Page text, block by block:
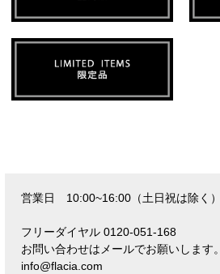
営業日 10:00~16:00（土日祝は除く）
フリーダイヤル 0120-051-168
お問い合わせはメールでお願いします。
info@flacia.com